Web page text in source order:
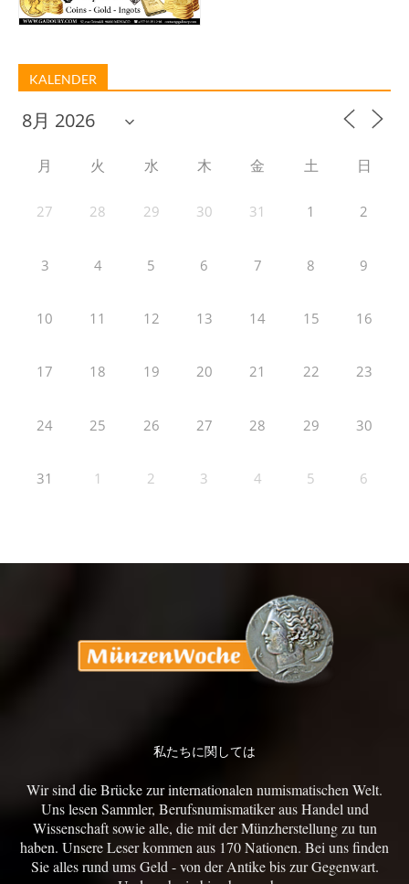
KALENDER
月 火 水 木 金 土 日
27 28 29 30 31 1 2
3 4 5 6 7 8 9
10 11 12 13 14 15 16
17 18 19 20 21 22 23
24 25 26 27 28 29 30
31 1 2 3 4 5 6
私たちに関しては
Wir sind die Brücke zur internationalen numismatischen Welt.
Uns lesen Sammler, Berufsnumismatiker aus Handel und
Wissenschaft sowie alle, die mit der Münzherstellung zu tun
haben. Unsere Leser kommen aus 170 Nationen. Bei uns finden
Sie alles rund ums Geld - von der Antike bis zur Gegenwart.